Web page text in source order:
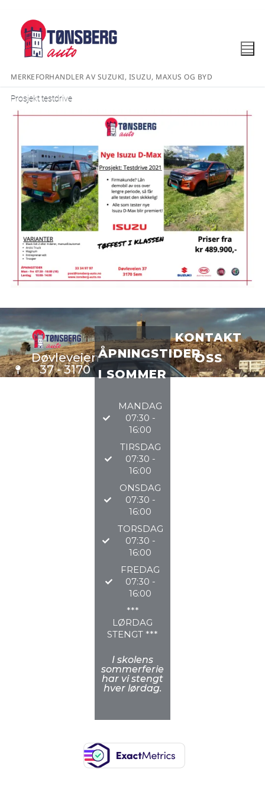
MERKEFORHANDLER AV SUZUKI, ISUZU, MAXUS OG BYD
Prosjekt testdrive
Døvleveien
37 - 3170
Sem
ÅPNINGSTIDER
I SOMMER
MANDAG
07:30 -
16:00
TIRSDAG
07:30 -
16:00
ONSDAG
07:30 -
16:00
TORSDAG
07:30 -
16:00
FREDAG
07:30 -
16:00
***
LØRDAG
STENGT ***
I skolens
sommerferie
har vi stengt
hver lørdag.
KONTAKT
OSS